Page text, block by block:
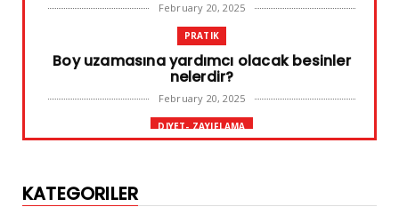
February 20, 2025
PRATIK
Boy uzamasına yardımcı olacak besinler
nelerdir?
February 20, 2025
DIYET- ZAYIFLAMA
KATEGORILER